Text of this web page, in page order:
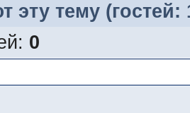
эту тему
0